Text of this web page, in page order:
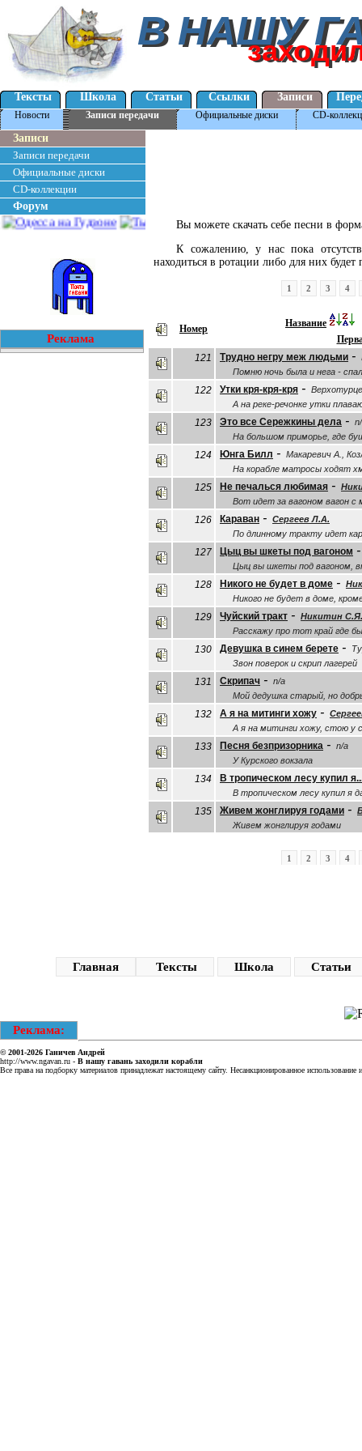
В НАШУ
В НАШУ
Тексты Школа Статьи Ссылки Записи
Новости Записи передачи Официальные диски CD-
Записи
Записи передачи
Официальные диски
CD-коллекции
Форум
Реклама
Вы можете скачать себе песни в
К сожалению, у нас пока
находиться в ротации либо для них
1 2 3 4
Номер Название
121
Трудно негру меж людьми -
Помню ночь была и нега -
122 Утки кря-кря-кря -
А на реке-речонке утки
123 Это все Сережкины дела -
На большом приморье, где
124 Юнга Билл - Макаревич А.,
На корабле матросы ходят
125 Не печалься любимая -
Вот идет за вагоном вагон
126 Караван - Сергеев Л.А.
По длинному тракту идет
127 Цыц вы шкеты под вагоном
Цыц вы шкеты под вагоном,
128 Никого не будет в доме -
Никого не будет в доме,
129 Чуйский тракт - Никитин С.Я.
Расскажу про тот край где
130 Девушка в синем берете -
Звон поверок и скрип лагерей
131 Скрипач - n/a
Мой дедушка старый, но
132 А я на митинги хожу -
А я на митинги хожу, стою у
133 Песня безпризорника - n/a
У Курского вокзала
134 В тропическом лесу купил
В тропическом лесу купил я
135 Живем жонглируя годами -
Живем жонглируя годами
1 2 3 4
Главная Тексты Школа Статьи
Реклама:
© 2001-2026 Ганичев Андрей
http://www.ngavan.ru - В нашу гавань заходили корабли
Все права на подборку материалов принадлежат настоящему сайту. Несанкционированное